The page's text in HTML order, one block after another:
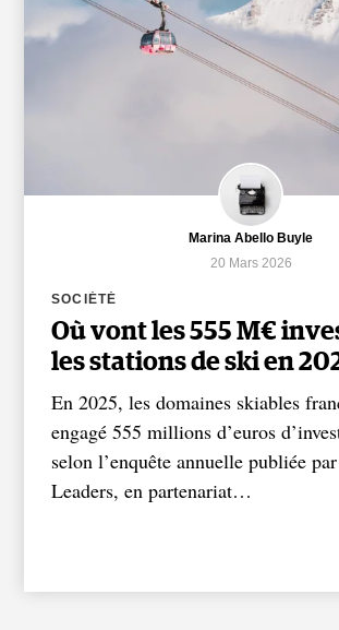
Marina Abello Buyle
20 Mars 2026
SOCIÉTÉ
Où vont les 555 M€
les stations de ski en
En 2025, les domaines skiables
engagé 555 millions d’euros
selon l’enquête annuelle publiée
Leaders, en partenariat…